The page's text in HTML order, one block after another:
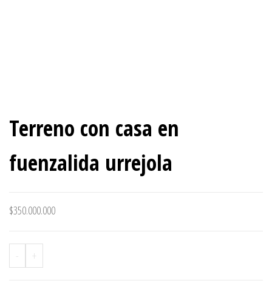
Terreno con casa en
fuenzalida urrejola
$350.000.000
- +